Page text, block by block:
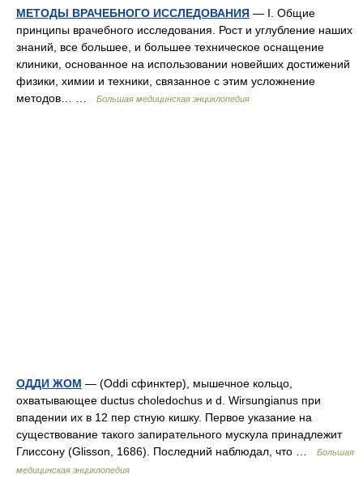
МЕТОДЫ ВРАЧЕБНОГО ИССЛЕДОВАНИЯ — І. Общие
принципы врачебного исследования. Рост и углубление наших
знаний, все большее, и большее техническое оснащение
клиники, основанное на использовании новейших достижений
физики, химии и техники, связанное с этим усложнение
методов… …
Большая медицинская энциклопедия
ОДДИ ЖОМ — (Oddi сфинктер), мышечное кольцо,
охватывающее ductus choledochus и d. Wirsungianus при
впадении их в 12 пер стную кишку. Первое указание на
существование такого запирательного мускула принадлежит
Глиссону (Glisson, 1686). Последний наблюдал, что …
Большая
медицинская энциклопедия